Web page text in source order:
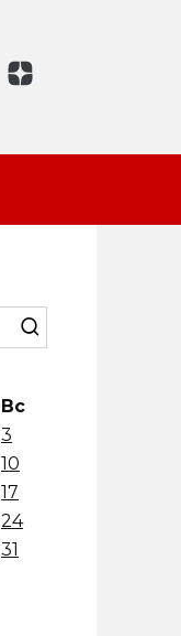
Вс
3
10
17
24
31